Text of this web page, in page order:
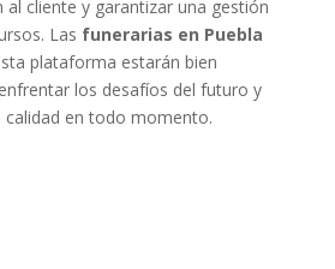
cliente y garantizar una gestión
Las funerarias en Puebla
plataforma estarán bien
los desafíos del futuro y
calidad en todo momento.